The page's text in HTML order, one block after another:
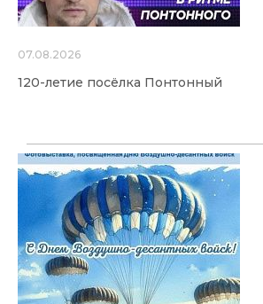
07.08.2026
120-летие посёлка Понтонный